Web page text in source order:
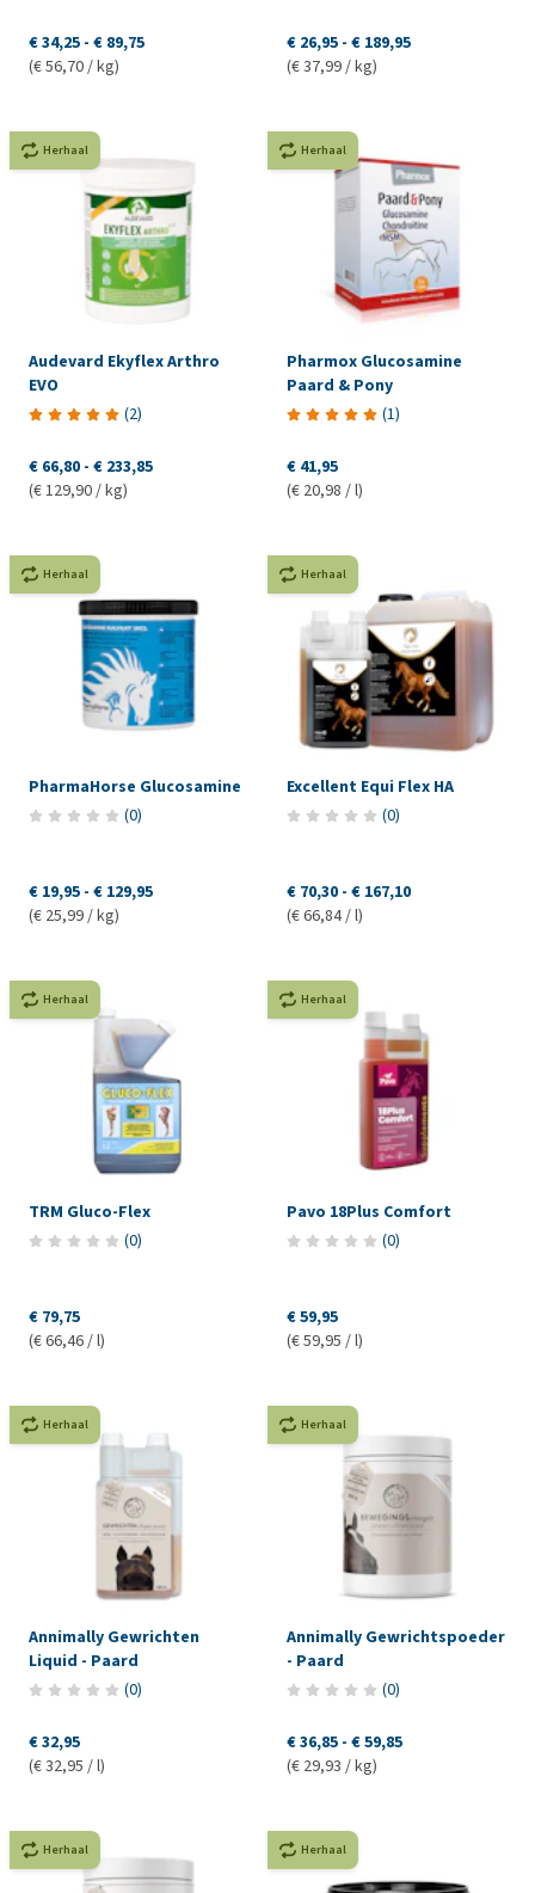
€ 34,25 - € 89,75
(€ 56,70 / kg)
€ 26,95 - € 189,95
(€ 37,99 / kg)
Herhaal
Audevard Ekyflex Arthro
EVO
(2)
€ 66,80 - € 233,85
(€ 129,90 / kg)
Herhaal
Pharmox Glucosamine
Paard & Pony
(1)
€ 41,95
(€ 20,98 / l)
Herhaal
PharmaHorse Glucosamine
(0)
€ 19,95 - € 129,95
(€ 25,99 / kg)
Herhaal
Excellent Equi Flex HA
(0)
€ 70,30 - € 167,10
(€ 66,84 / l)
Herhaal
TRM Gluco-Flex
(0)
€ 79,75
(€ 66,46 / l)
Herhaal
Pavo 18Plus Comfort
(0)
€ 59,95
(€ 59,95 / l)
Herhaal
Annimally Gewrichten
Liquid - Paard
(0)
€ 32,95
(€ 32,95 / l)
Herhaal
Annimally Gewrichtspoeder
- Paard
(0)
€ 36,85 - € 59,85
(€ 29,93 / kg)
Herhaal Herhaal